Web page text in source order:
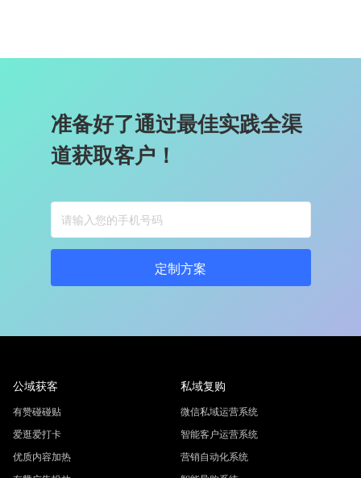
准备好了通过最佳实践全渠
道获取客户！
定制方案
公域获客
有赞碰碰贴
爱逛爱打卡
优质内容加热
私域复购
微信私域运营系统
智能客户运营系统
营销自动化系统